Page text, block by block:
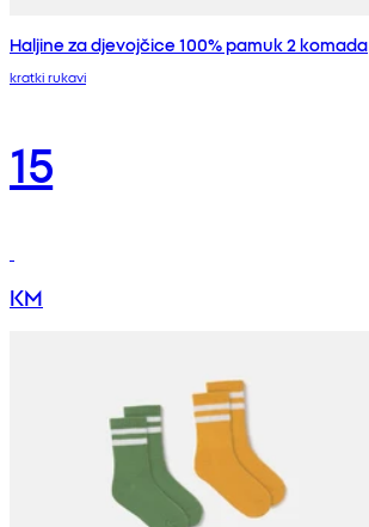
Haljine za djevojčice 100% pamuk 2 komada
kratki rukavi
15
KM